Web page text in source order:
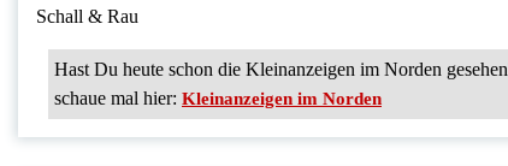
Schall & Rau
Hast Du heute schon die Kleinanzeigen im Norden
schaue mal hier: Kleinanzeigen im Norden